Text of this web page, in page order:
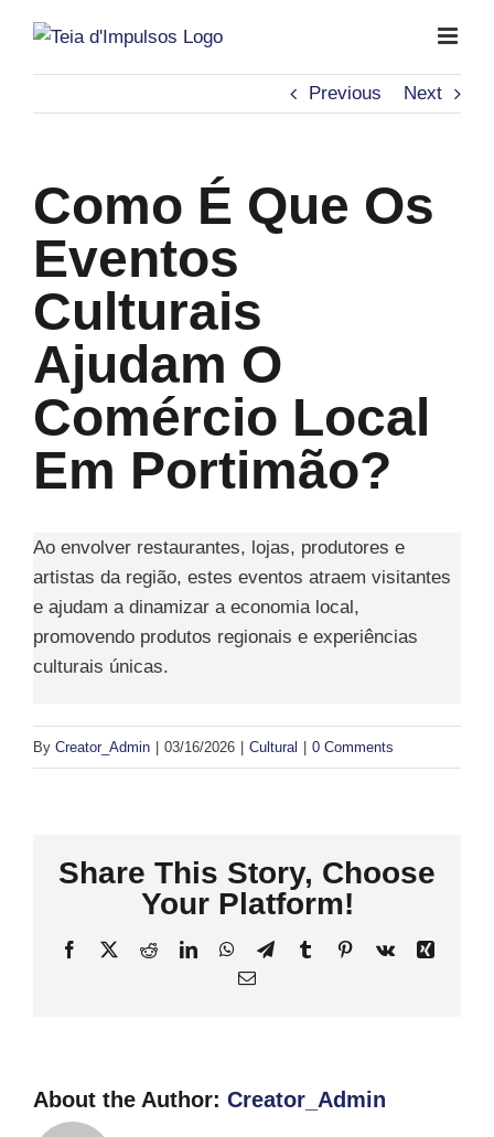
content
Previous
Next
Como É Que Os
Eventos
Culturais
Ajudam O
Comércio Local
Em Portimão?
Ao envolver restaurantes, lojas, produtores e
artistas da região, estes eventos atraem visitantes
e ajudam a dinamizar a economia local,
promovendo produtos regionais e experiências
culturais únicas.
By Creator_Admin 03/16/2026 Cultural 0 Comments
Share This Story, Choose
Your Platform!
Facebook
X RedditLinkedInWhatsApp
TelegramTumblrPinterest
Vk
Xing
Email
About the Author: Creator_Admin